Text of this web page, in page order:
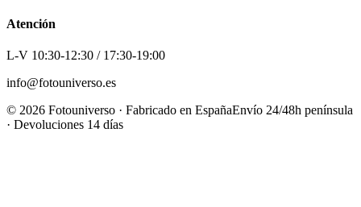
Atención
L-V 10:30-12:30 / 17:30-19:00
info@fotouniverso.es
© 2026 Fotouniverso · Fabricado en EspañaEnvío 24/48h península
· Devoluciones 14 días